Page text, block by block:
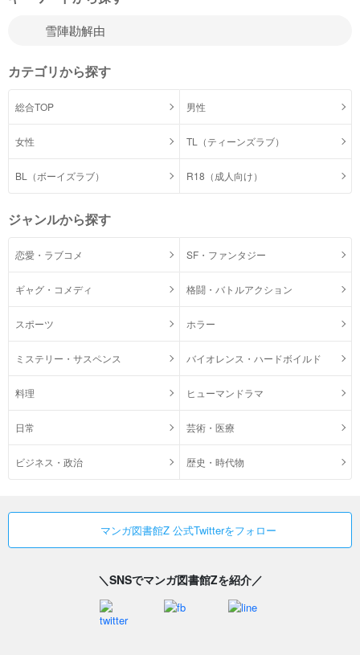
カテゴリから探す
総合TOP 男性
女性 TL（ティーンズラブ）
BL（ボーイズラブ） R18（成人向け）
ジャンルから探す
恋愛・ラブコメ SF・ファンタジー
ギャグ・コメディ 格闘・バトルアクション
スポーツ ホラー
ミステリー・サスペンス バイオレンス・ハードボイルド
料理 ヒューマンドラマ
日常 芸術・医療
ビジネス・政治 歴史・時代物
マンガ図書館Z 公式Twitterをフォロー
＼SNSでマンガ図書館Zを紹介／